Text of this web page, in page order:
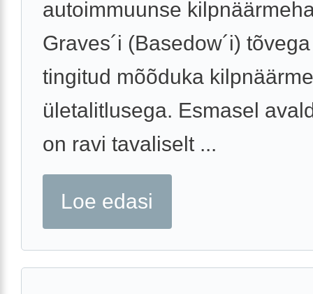
autoimmuunse
Graves´i (Basedow´i)
tingitud mõõduka kilpnäärme
ületalitlusega. Esmasel
on ravi tavaliselt ...
Loe edasi